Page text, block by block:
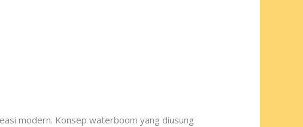
modern. Konsep waterboom yang diusung